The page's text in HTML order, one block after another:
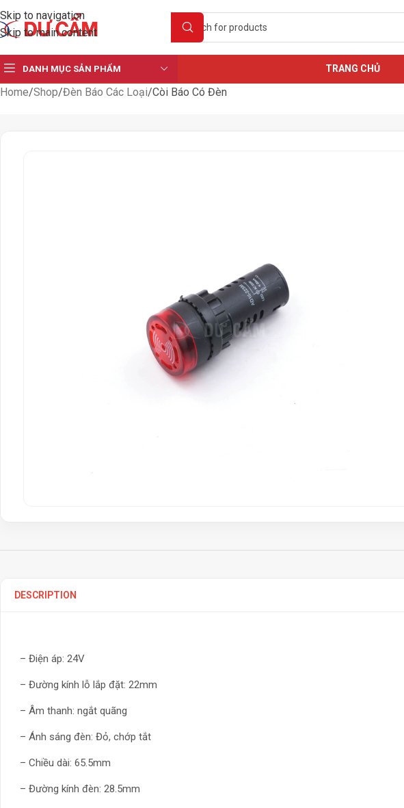
Skip to navigation
Skip to main content
DANH MỤC SẢN PHẨM TRANG CHỦ
Home Shop Đèn Báo Các Loại Còi Báo Có Đèn
DESCRIPTION
– Điện áp: 24V
– Đường kính lỗ lắp đặt: 22mm
– Âm thanh: ngắt quãng
– Ánh sáng đèn: Đỏ, chớp tắt
– Chiều dài: 65.5mm
– Đường kính đèn: 28.5mm